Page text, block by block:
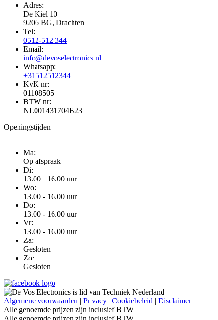
Adres:
De Kiel 10
9206 BG, Drachten
Tel:
0512-512 344
Email:
info@devoselectronics.nl
Whatsapp:
+31512512344
KvK nr:
01108505
BTW nr:
NL001431704B23
Openingstijden
+
Ma:
Op afspraak
Di:
13.00 - 16.00 uur
Wo:
13.00 - 16.00 uur
Do:
13.00 - 16.00 uur
Vr:
13.00 - 16.00 uur
Za:
Gesloten
Zo:
Gesloten
Algemene voorwaarden | Privacy | Cookiebeleid | Disclaimer
Alle genoemde prijzen zijn inclusief BTW
Alle genoemde prijzen zijn inclusief BTW